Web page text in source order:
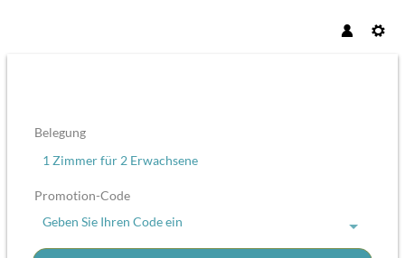
Belegung
1 Zimmerfür 2 Erwachsene
Promotion-Code
Geben Sie Ihren Code ein